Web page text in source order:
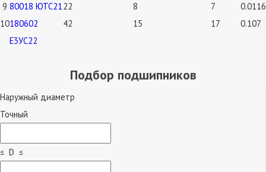
9 80018 ЮТС2122 8 7
0.0116
10180602
Е3УС22
42 15 17 0.107
Подбор подшипников
Наружный диаметр
Точный
≤ D ≤